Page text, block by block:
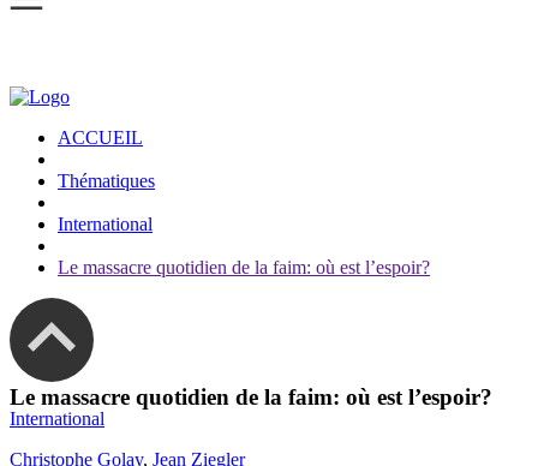
ACCUEIL
Thématiques
International
Le massacre quotidien de la faim: où est l’espoir?
Le massacre quotidien de la faim: où est l’espoir?
International
Christophe Golay, Jean Ziegler